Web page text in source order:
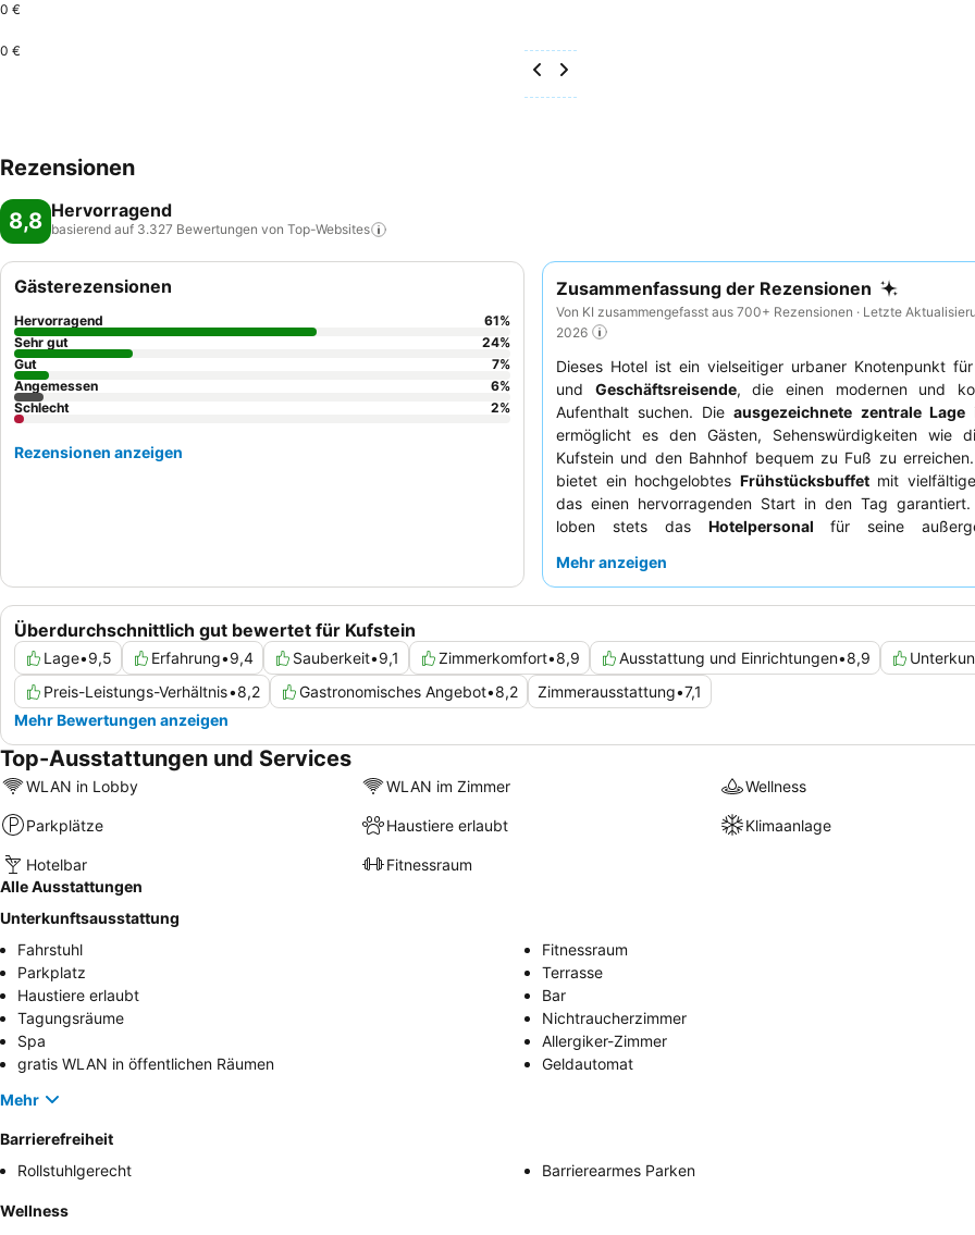
0 €
0 €
Rezensionen
8,8 Hervorragend
basierend auf 3.327 Bewertungen von Top-Websites
Zusammenfassung der Rezensionen
Von KI zusammengefasst aus 700+ Rezensionen · Letzte
2026
Dieses Hotel ist ein vielseitiger urbaner Knotenpunkt für
und Geschäftsreisende, die einen modernen und
Aufenthalt suchen. Dieausgezeichnete zentrale Lage
ermöglicht es den Gästen, Sehenswürdigkeiten wie
Kufstein und den Bahnhof bequem zu Fuß zu
bietet ein hochgelobtes Frühstücksbuffetmit
das einen hervorragenden Start in den Tag garantiert.
loben stets das Hotelpersonal für seine
empfiehlt es sich, ein Zimmer mit Gartenblick anzufragen.
Mehr anzeigen
Überdurchschnittlich gut bewertet für Kufstein
Lage•9,5 Erfahrung•9,4 Sauberkeit•9,1 Zimmerkomfort•8,9 Ausstattung und Einrichtungen•8,9
Preis-Leistungs-Verhältnis•8,2 Gastronomisches Angebot•8,2 Zimmerausstattung•7,1
Mehr Bewertungen anzeigen
Gästerezensionen
Hervorragend 61%
Sehr gut
24%
Gut
7%
Angemessen
6%
Schlecht
2%
Rezensionen anzeigen
Top-Ausstattungen und Services
WLAN in Lobby WLAN im Zimmer Wellness
Parkplätze Haustiere erlaubt Klimaanlage
Hotelbar
Fitnessraum
Alle Ausstattungen
Unterkunftsausstattung
Fahrstuhl
Fitnessraum
Parkplatz
Terrasse
Haustiere erlaubt
Bar
Tagungsräume
Nichtraucherzimmer
Spa
Allergiker-Zimmer
gratis WLAN in öffentlichen Räumen
Geldautomat
Mehr
Barrierefreiheit
Rollstuhlgerecht
Barrierearmes Parken
Wellness